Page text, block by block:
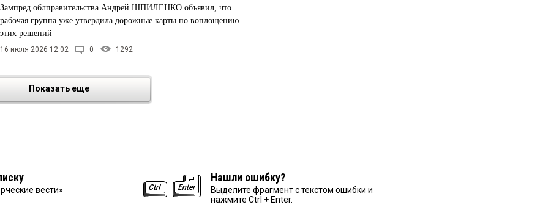
Зампред облправительства Андрей ШПИЛЕНКО объявил, что
рабочая группа уже утвердила дорожные карты по воплощению
этих решений
16 июля 2026 12:02 0 1292
Показать еще
вести»
Нашли ошибку?
Выделите фрагмент с текстом ошибки и
нажмите Ctrl + Enter.